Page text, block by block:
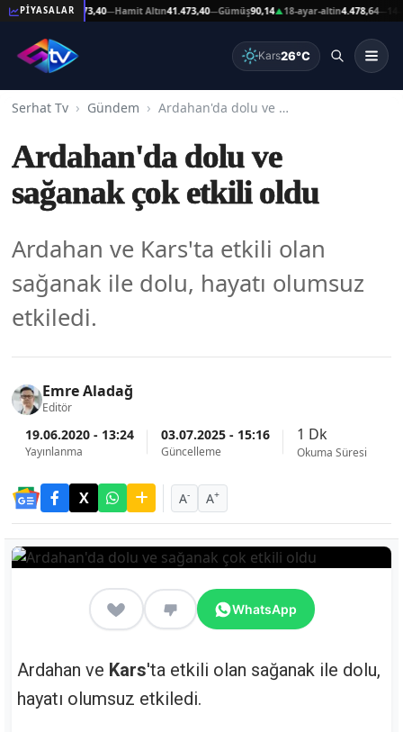
PİYASALAR
Altın41.473,40—Hamit Altın41.473,40—Gümüş90,14▲18-ayar-altin4.478,64—14-
Kars26°C
Serhat Tv Gündem Ardahan'da dolu ve sağanak çok etkili oldu
Ardahan'da dolu ve
sağanak çok etkili oldu
Ardahan ve Kars'ta etkili olan
sağanak ile dolu, hayatı olumsuz
etkiledi.
Emre Aladağ
Editör
19.06.2020 - 13:24
Yayınlanma
03.07.2025 - 15:16
Güncelleme
1 Dk
Okuma Süresi
A- A+
WhatsApp
Ardahan ve Kars'ta etkili olan sağanak ile dolu,
hayatı olumsuz etkiledi.